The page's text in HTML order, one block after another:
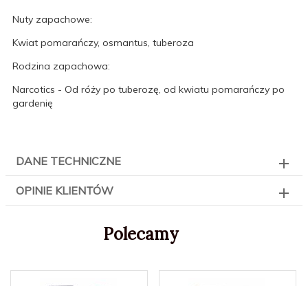
Nuty zapachowe:
Kwiat pomarańczy, osmantus, tuberoza
Rodzina zapachowa:
Narcotics - Od róży po tuberozę, od kwiatu pomarańczy po
gardenię
DANE TECHNICZNE
OPINIE KLIENTÓW
Polecamy